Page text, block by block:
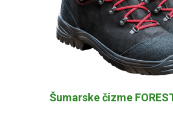
Šumarske čizme